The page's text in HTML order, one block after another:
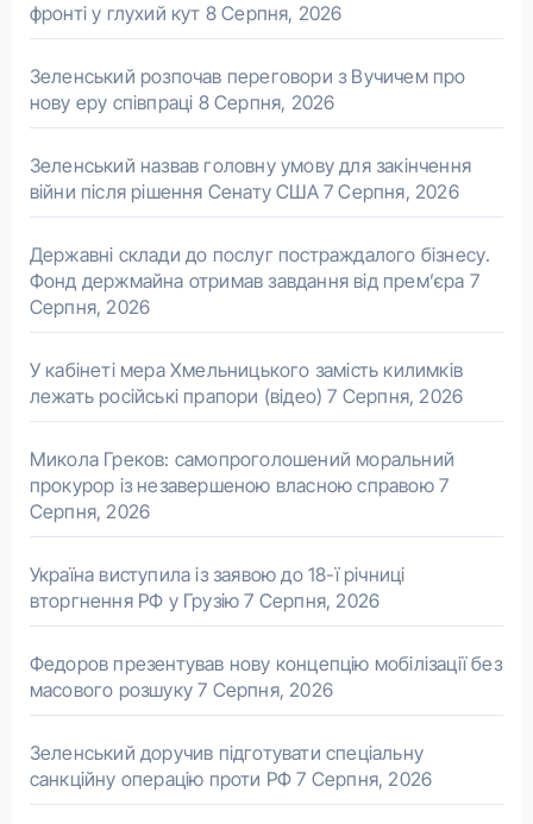
фронті у глухий кут 8 Серпня, 2026
Зеленський розпочав переговори з Вучичем про
нову еру співпраці 8 Серпня, 2026
Зеленський назвав головну умову для закінчення
війни після рішення Сенату США 7 Серпня, 2026
Державні склади до послуг постраждалого бізнесу.
Фонд держмайна отримав завдання від прем’єра 7
Серпня, 2026
У кабінеті мера Хмельницького замість килимків
лежать російські прапори (відео) 7 Серпня, 2026
Микола Греков: самопроголошений моральний
прокурор із незавершеною власною справою 7
Серпня, 2026
Україна виступила із заявою до 18-ї річниці
вторгнення РФ у Грузію 7 Серпня, 2026
Федоров презентував нову концепцію мобілізації без
масового розшуку 7 Серпня, 2026
Зеленський доручив підготувати спеціальну
санкційну операцію проти РФ 7 Серпня, 2026